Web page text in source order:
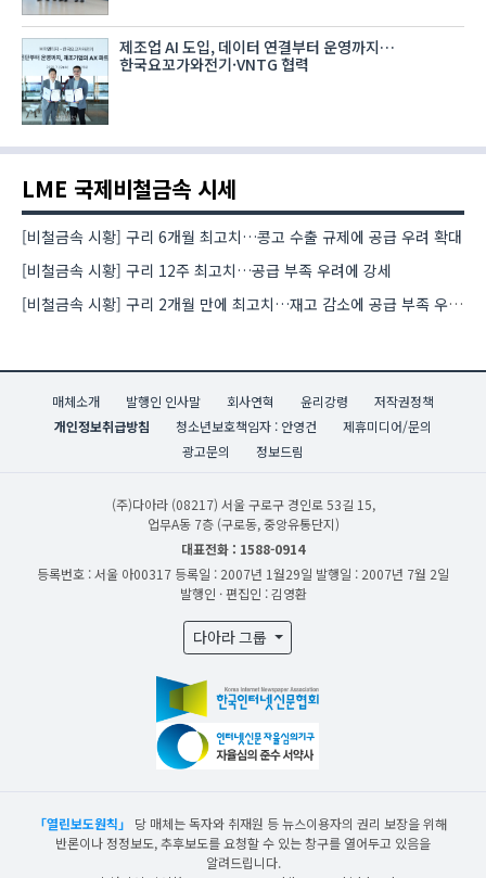
제조업 AI 도입, 데이터 연결부터 운영까지…
한국요꼬가와전기·VNTG 협력
LME 국제비철금속 시세
[비철금속 시황] 구리 6개월 최고치…콩고 수출 규제에 공급 우려 확대
[비철금속 시황] 구리 12주 최고치…공급 부족 우려에 강세
[비철금속 시황] 구리 2개월 만에 최고치…재고 감소에 공급 부족 우려 확대
매체소개 발행인 인사말 회사연혁 윤리강령
저작권정책
개인정보취급방침
청소년보호책임자 : 안영건
제휴미디어/문의
광고문의
정보드림
(주)다아라 (08217) 서울 구로구 경인로 53길 15,
업무A동 7층 (구로동, 중앙유통단지)
대표전화 : 1588-0914
등록번호 : 서울 아00317 등록일 : 2007년 1월29일 발행일 : 2007년 7월 2일
발행인 · 편집인 : 김영환
다아라 그룹
「열린보도원칙」
당 매체는 독자와 취재원 등 뉴스이용자의 권리 보장을 위해
반론이나 정정보도, 추후보도를 요청할 수 있는 창구를 열어두고 있음을
알려드립니다.